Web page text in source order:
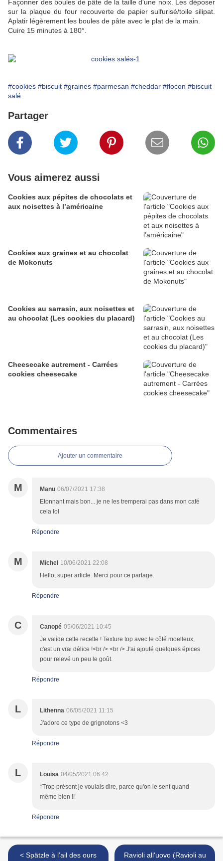
Façonner des boules de pâte de la taille d'une noix. Les déposer
sur la plaque du four recouverte de papier sulfurisé/toile silipat.
Aplatir légèrement les boules de pâte avec le plat de la main.
Cuire 15 minutes à 180°.
#cookies #biscuit #graines #parmesan #cheddar #flocon #biscuit
salé
Partager
Vous aimerez aussi
Cookies aux pépites de chocolats et
aux noisettes à l’américaine
Cookies aux graines et au chocolat
de Mokonuts
Cookies au sarrasin, aux noisettes et
au chocolat (Les cookies du placard)
Cheesecake autrement - Carrées
cookies cheesecake
Commentaires
Ajouter un commentaire
M Manu 06/07/2021 17:38
Etonnant mais bon... je ne les tremperai pas dans mon café
cela lol
Répondre
M Michel 10/06/2021 22:08
Hello, super article. Merci pour ce partage.
Répondre
C Canopé 05/06/2021 10:45
Je valide cette recette ! Texture top avec le côté moelleux,
c'est un vrai délice !<br /> <br /> J'ai ajouté quelques épices
pour relevé un peu le goût.
Répondre
L Lithenna 06/05/2021 11:15
J'adore ce type de grignotons <3
Répondre
L Louisa 04/05/2021 06:42
*Trop présent je voulais dire, parce qu'on le sent quand
même bien !!
Répondre
< Spätzle à l’ail des ours
Ravioli all'uovo (Ravioli au